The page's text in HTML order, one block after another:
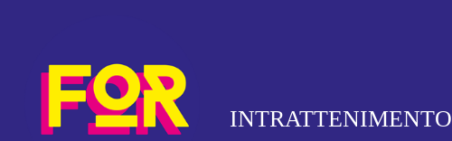
INTRATTENIMENTO